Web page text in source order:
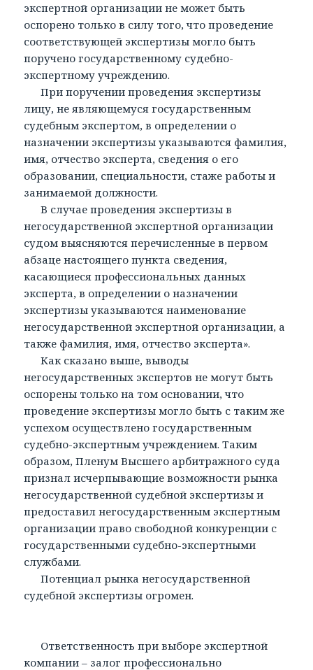
экспертной организации не может быть
оспорено только в силу того, что проведение
соответствующей экспертизы могло быть
поручено государственному судебно-
экспертному учреждению.
При поручении проведения экспертизы
лицу, не являющемуся государственным
судебным экспертом, в определении о
назначении экспертизы указываются фамилия,
имя, отчество эксперта, сведения о его
образовании, специальности, стаже работы и
занимаемой должности.
В случае проведения экспертизы в
негосударственной экспертной организации
судом выясняются перечисленные в первом
абзаце настоящего пункта сведения,
касающиеся профессиональных данных
эксперта, в определении о назначении
экспертизы указываются наименование
негосударственной экспертной организации, а
также фамилия, имя, отчество эксперта».
Как сказано выше, выводы
негосударственных экспертов не могут быть
оспорены только на том основании, что
проведение экспертизы могло быть с таким же
успехом осуществлено государственным
судебно-экспертным учреждением. Таким
образом, Пленум Высшего арбитражного суда
признал исчерпывающие возможности рынка
негосударственной судебной экспертизы и
предоставил негосударственным экспертным
организации право свободной конкуренции с
государственными судебно-экспертными
службами.
Потенциал рынка негосударственной
судебной экспертизы огромен.
Ответственность при выборе экспертной
компании – залог профессионально